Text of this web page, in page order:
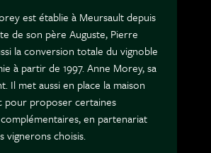
est établie à Meursault depuis
de son père Auguste, Pierre
la conversion totale du vignoble
à partir de 1997. Anne Morey, sa
Il met aussi en place la maison
pour proposer certaines
en partenariat
vignerons choisis.